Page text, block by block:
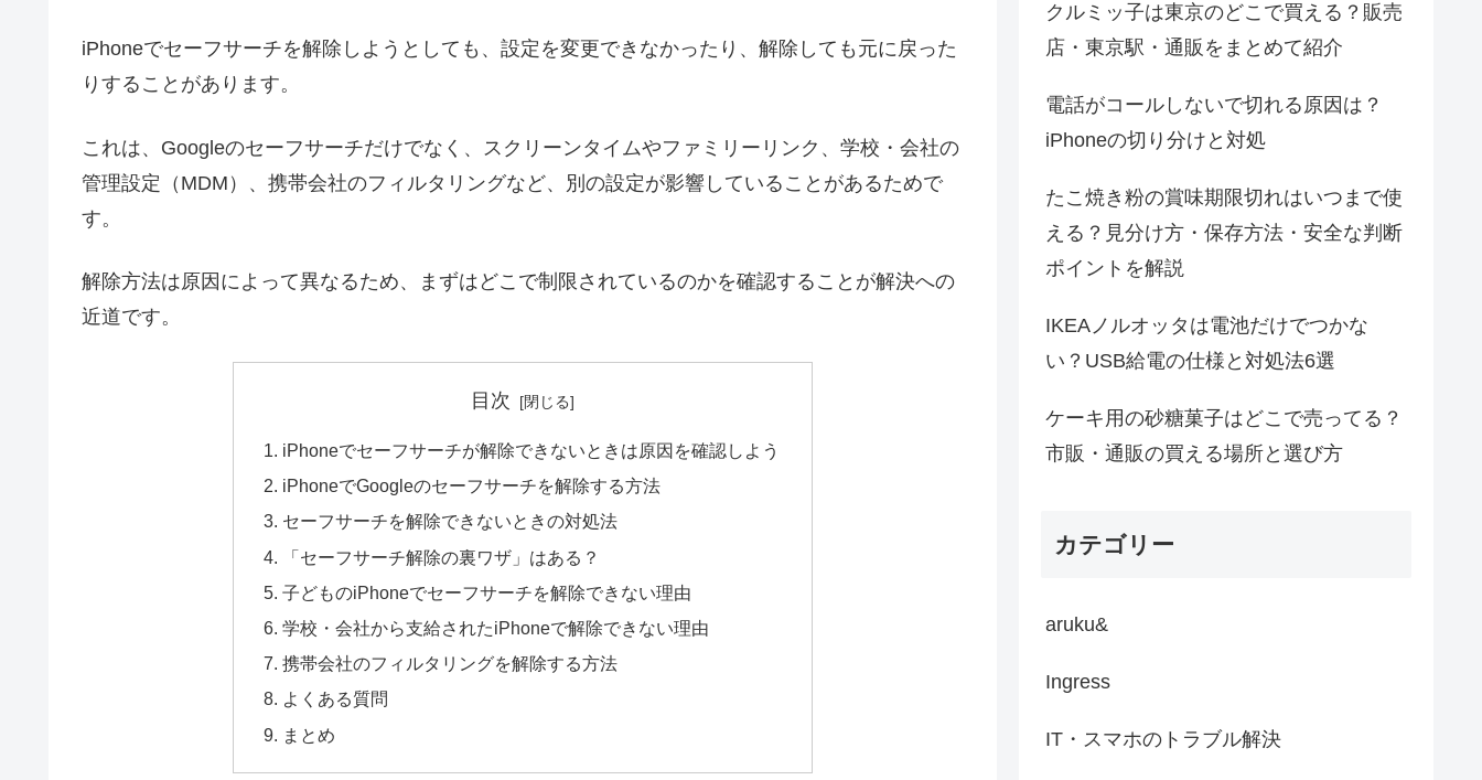
iPhoneでセーフサーチを解除しようとしても、設定を変更できなかったり、解除しても元に戻った
りすることがあります。
これは、Googleのセーフサーチだけでなく、スクリーンタイムやファミリーリンク、学校・会社の
管理設定（MDM）、携帯会社のフィルタリングなど、別の設定が影響していることがあるためで
す。
解除方法は原因によって異なるため、まずはどこで制限されているのかを確認することが解決への
近道です。
目次
iPhoneでセーフサーチが解除できないときは原因を確認しよう
iPhoneでGoogleのセーフサーチを解除する方法
セーフサーチを解除できないときの対処法
「セーフサーチ解除の裏ワザ」はある？
子どものiPhoneでセーフサーチを解除できない理由
学校・会社から支給されたiPhoneで解除できない理由
携帯会社のフィルタリングを解除する方法
よくある質問
まとめ
クルミッ子は東京のどこで買える？販売
店・東京駅・通販をまとめて紹介
電話がコールしないで切れる原因は？
iPhoneの切り分けと対処
たこ焼き粉の賞味期限切れはいつまで使
える？見分け方・保存方法・安全な判断
ポイントを解説
IKEAノルオッタは電池だけでつかな
い？USB給電の仕様と対処法6選
ケーキ用の砂糖菓子はどこで売ってる？
市販・通販の買える場所と選び方
カテゴリー
aruku&
Ingress
IT・スマホのトラブル解決